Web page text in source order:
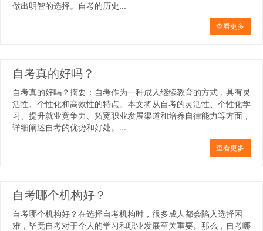
做出明智的选择。自考的历史...
查看更多
自考真的好吗？
自考真的好吗？摘要：自考作为一种成人继续教育的方式，具有灵
活性、个性化和高效性的特点。本文将从自考的灵活性、个性化学
习、提升就业竞争力、拓宽职业发展渠道和培养自律能力等方面，
详细阐述自考的优势和好处。...
查看更多
自考哪个机构好？
自考哪个机构好？在选择自考机构时，很多成人都会陷入选择困
难，毕竟自考对于个人的学习和职业发展至关重要。那么，自考哪